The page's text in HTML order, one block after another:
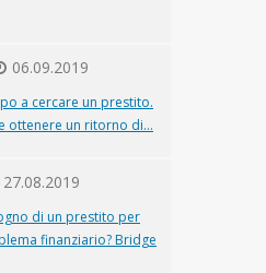
06.09.2019
a cercare un prestito.
ottenere un ritorno di...
27.08.2019
di un prestito per
finanziario? Bridge